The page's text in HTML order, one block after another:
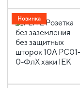
Новинка